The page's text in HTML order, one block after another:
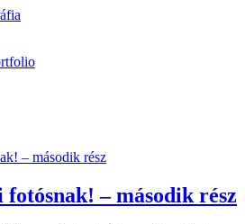
fotósnak! – második rész